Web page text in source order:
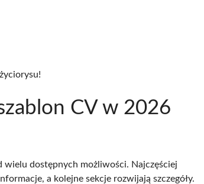
CV w 2026
dostępnych możliwości. Najczęściej
a kolejne sekcje rozwijają szczegóły.